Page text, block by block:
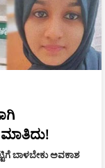
ಬಾಳಬೇಕು ಅವಕಾಶ